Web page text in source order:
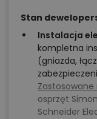
Stan
Instalacja
kompletna
(gniazda,
Zastosowane
osprzęt
Schneider